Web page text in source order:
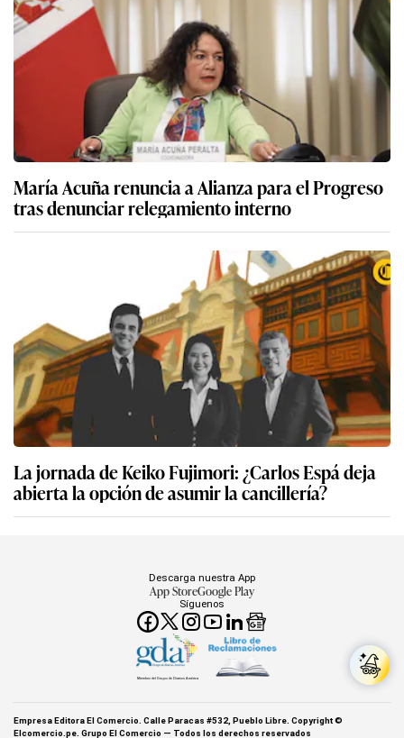
María Acuña renuncia a Alianza para el Progreso
tras denunciar relegamiento interno
La jornada de Keiko Fujimori: ¿Carlos Espá deja
abierta la opción de asumir la cancillería?
Síguenos
Descarga nuestra App
App StoreGoogle Play
Miembro del Grupo de Diarios América
Empresa Editora El Comercio. Calle Paracas #532, Pueblo Libre. Copyright ©
Elcomercio.pe. Grupo El Comercio — Todos los derechos reservados